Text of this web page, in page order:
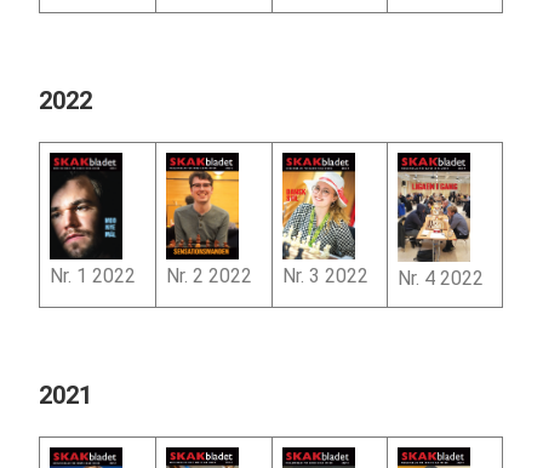
2022
Nr. 1 2022 Nr. 2 2022 Nr. 3 2022 Nr. 4 2022
2021